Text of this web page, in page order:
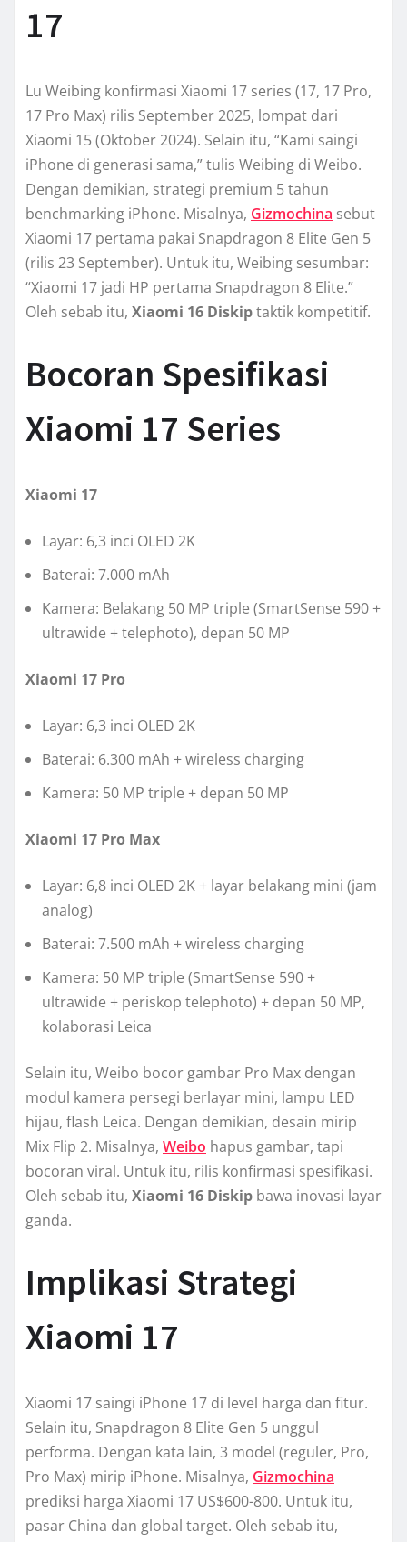
17
Lu Weibing konfirmasi Xiaomi 17 series (17, 17 Pro,
17 Pro Max) rilis September 2025, lompat dari
Xiaomi 15 (Oktober 2024). Selain itu, “Kami saingi
iPhone di generasi sama,” tulis Weibing di Weibo.
Dengan demikian, strategi premium 5 tahun
benchmarking iPhone. Misalnya, Gizmochina sebut
Xiaomi 17 pertama pakai Snapdragon 8 Elite Gen 5
(rilis 23 September). Untuk itu, Weibing sesumbar:
“Xiaomi 17 jadi HP pertama Snapdragon 8 Elite.”
Oleh sebab itu, Xiaomi 16 Diskiptaktik kompetitif.
Bocoran Spesifikasi
Xiaomi 17 Series
Xiaomi 17
Layar: 6,3 inci OLED 2K
Baterai: 7.000 mAh
Kamera: Belakang 50 MP triple (SmartSense 590 +
ultrawide + telephoto), depan 50 MP
Xiaomi 17 Pro
Layar: 6,3 inci OLED 2K
Baterai: 6.300 mAh + wireless charging
Kamera: 50 MP triple + depan 50 MP
Xiaomi 17 Pro Max
Layar: 6,8 inci OLED 2K + layar belakang mini (jam
analog)
Baterai: 7.500 mAh + wireless charging
Kamera: 50 MP triple (SmartSense 590 +
ultrawide + periskop telephoto) + depan 50 MP,
kolaborasi Leica
Selain itu, Weibo bocor gambar Pro Max dengan
modul kamera persegi berlayar mini, lampu LED
hijau, flash Leica. Dengan demikian, desain mirip
Mix Flip 2. Misalnya, Weibo hapus gambar, tapi
bocoran viral. Untuk itu, rilis konfirmasi spesifikasi.
Oleh sebab itu, Xiaomi 16 Diskip bawa inovasi layar
ganda.
Implikasi Strategi
Xiaomi 17
Xiaomi 17 saingi iPhone 17 di level harga dan fitur.
Selain itu, Snapdragon 8 Elite Gen 5 unggul
performa. Dengan kata lain, 3 model (reguler, Pro,
Pro Max) mirip iPhone. Misalnya, Gizmochina
prediksi harga Xiaomi 17 US$600-800. Untuk itu,
pasar China dan global target. Oleh sebab itu,